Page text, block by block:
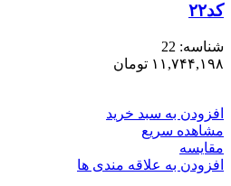
کد۲۲
شناسه: 22
۱۱,۷۴۴,۱۹۸ تومان
افزودن به سبد خرید
مشاهده سریع
مقایسه
افزودن به علاقه مندی ها